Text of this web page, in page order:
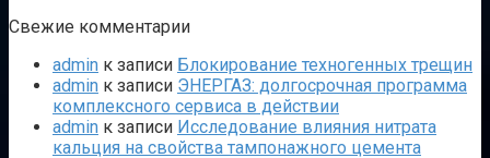
Свежие комментарии
admin к записи Блокирование техногенных трещин
admin к записи ЭНЕРГАЗ: долгосрочная программа
комплексного сервиса в действии
admin к записи Исследование влияния нитрата
кальция на свойства тампонажного цемента